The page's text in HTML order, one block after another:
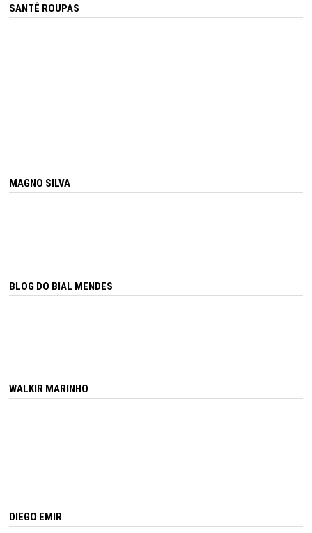
SANTÊ ROUPAS
MAGNO SILVA
BLOG DO BIAL MENDES
WALKIR MARINHO
DIEGO EMIR